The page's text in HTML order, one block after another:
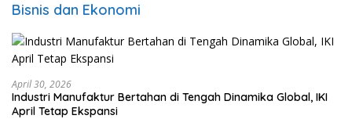
Bisnis dan Ekonomi
April 30, 2026
Industri Manufaktur Bertahan di Tengah Dinamika Global, IKI
April Tetap Ekspansi